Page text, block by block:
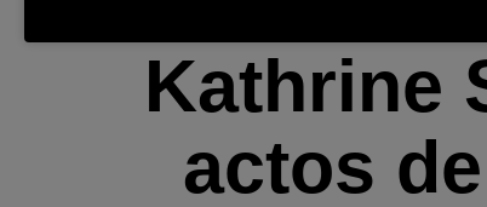
Kathrine
actos